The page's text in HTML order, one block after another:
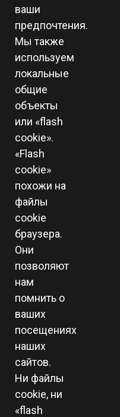
ваши
предпочтения.
Мы также
используем
локальные
общие
объекты
или «flash
cookie».
«Flash
cookie»
похожи на
файлы
cookie
браузера.
Они
позволяют
нам
помнить о
ваших
посещениях
наших
сайтов.
Ни файлы
cookie, ни
«flash